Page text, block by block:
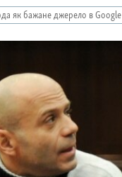
як бажане джерело в Google